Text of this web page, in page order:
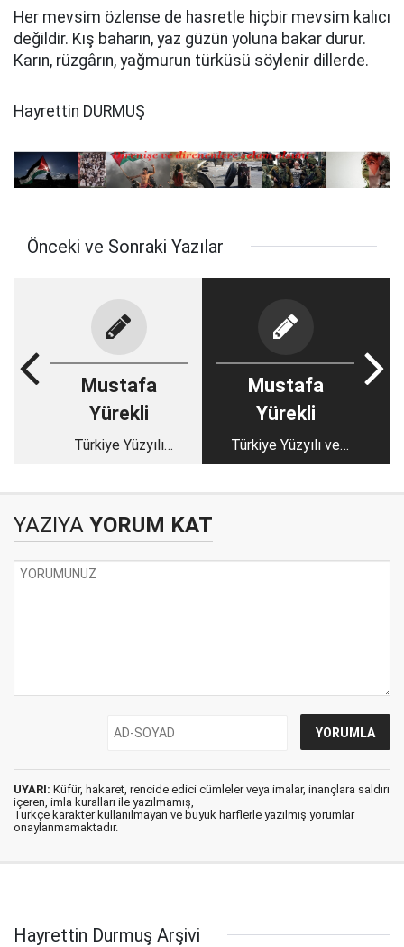
Her mevsim özlense de hasretle hiçbir mevsim kalıcı
değildir. Kış baharın, yaz güzün yoluna bakar durur.
Karın, rüzgârın, yağmurun türküsü söylenir dillerde.
Hayrettin DURMUŞ
Önceki ve Sonraki Yazılar
Mustafa
Yürekli
Türkiye Yüzyılı
Mustafa
Yürekli
Türkiye Yüzyılı ve
"Dünya 5'ten
YAZIYA YORUM KAT
UYARI: Küfür, hakaret, rencide edici cümleler veya imalar, inançlara saldırı
içeren, imla kuralları ile yazılmamış,
Türkçe karakter kullanılmayan ve büyük harflerle yazılmış yorumlar
onaylanmamaktadır.
Hayrettin Durmuş Arşivi